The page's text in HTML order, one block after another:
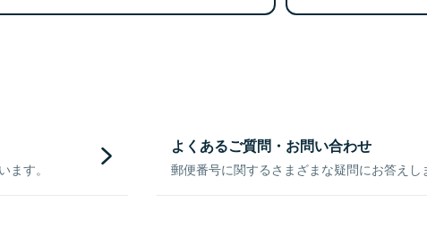
す。
よくあるご質問・お問い合わせ
郵便番号に関するさまざまな疑問にお答えし